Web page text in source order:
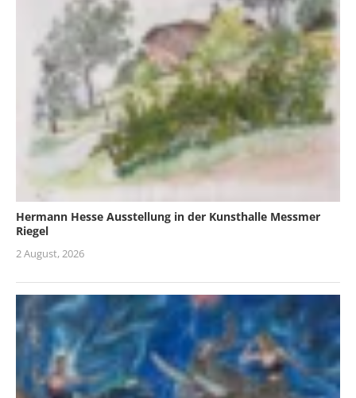
Hermann Hesse Ausstellung in der Kunsthalle Messmer
Riegel
2 August, 2026